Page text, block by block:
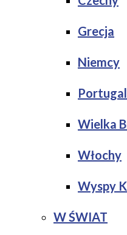
Grecja
Niemcy
Wielka
Włochy
Wyspy
W ŚWIAT